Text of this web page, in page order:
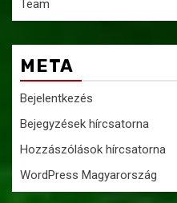
Team
META
Bejelentkezés
Bejegyzések hírcsatorna
Hozzászólások hírcsatorna
WordPress Magyarország